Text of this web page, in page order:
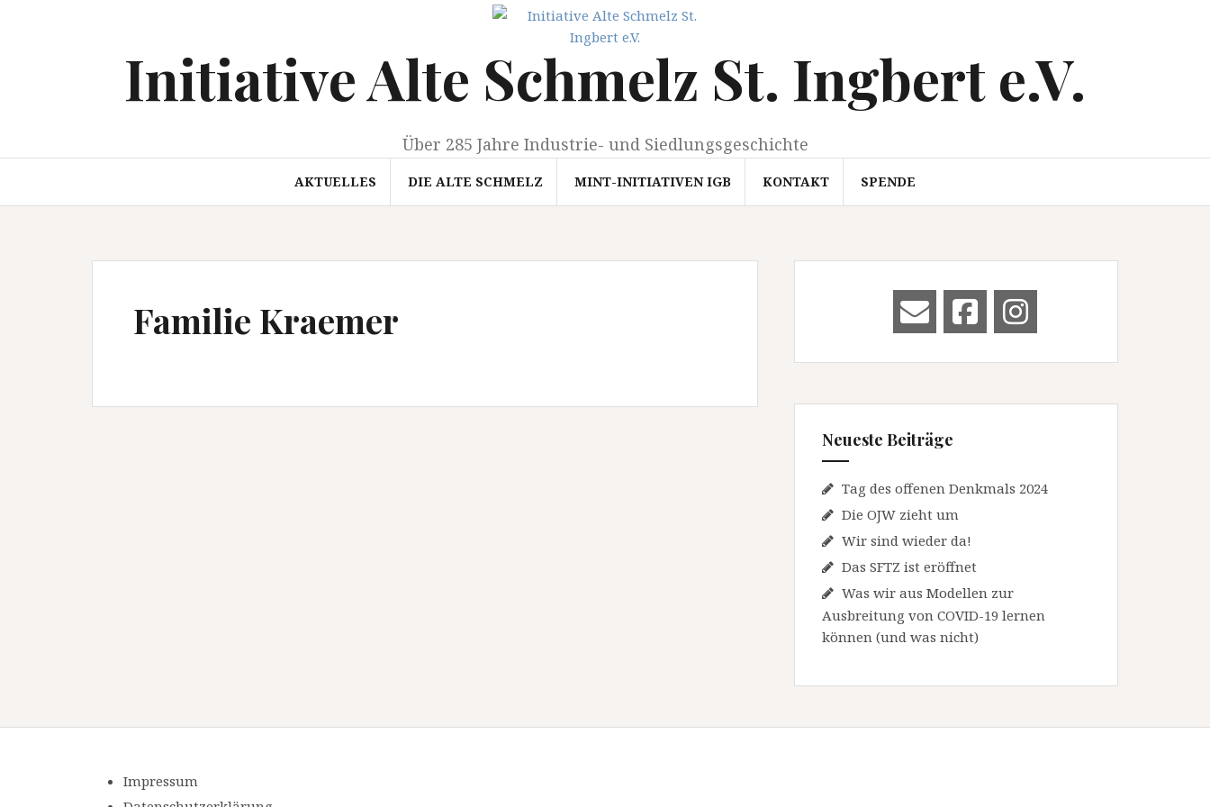
Initiative Alte Schmelz St. Ingbert e.V.
Über 285 Jahre Industrie- und Siedlungsgeschichte
AKTUELLES DIE ALTE SCHMELZ MINT-INITIATIVEN IGB KONTAKT SPENDE
Familie Kraemer
Neueste Beiträge
Tag des offenen Denkmals 2024
Die OJW zieht um
Wir sind wieder da!
Das SFTZ ist eröffnet
Was wir aus Modellen zur
Ausbreitung von COVID-19 lernen
können (und was nicht)
Impressum